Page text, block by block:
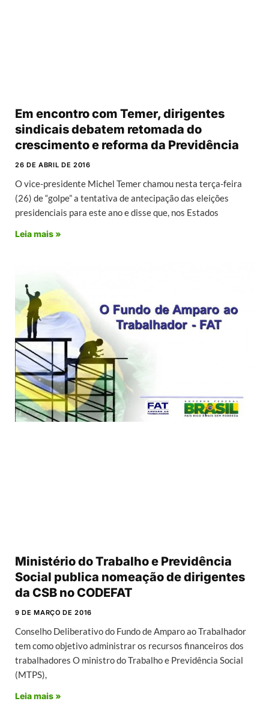
Em encontro com Temer, dirigentes
sindicais debatem retomada do
crescimento e reforma da Previdência
26 DE ABRIL DE 2016
O vice-presidente Michel Temer chamou nesta terça-feira
(26) de “golpe” a tentativa de antecipação das eleições
presidenciais para este ano e disse que, nos Estados
Leia mais »
Ministério do Trabalho e Previdência
Social publica nomeação de dirigentes
da CSB no CODEFAT
9 DE MARÇO DE 2016
Conselho Deliberativo do Fundo de Amparo ao Trabalhador
tem como objetivo administrar os recursos financeiros dos
trabalhadores O ministro do Trabalho e Previdência Social
(MTPS),
Leia mais »